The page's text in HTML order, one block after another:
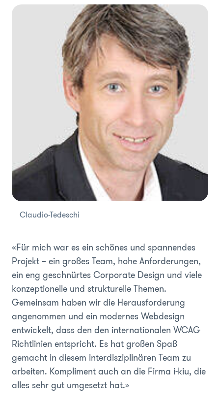
Claudio-Tedeschi
«Für mich war es ein schönes und spannendes
Projekt – ein großes Team, hohe Anforderungen,
ein eng geschnürtes Corporate Design und viele
konzeptionelle und strukturelle Themen.
Gemeinsam haben wir die Herausforderung
angenommen und ein modernes Webdesign
entwickelt, dass den den internationalen WCAG
Richtlinien entspricht. Es hat großen Spaß
gemacht in diesem interdisziplinären Team zu
arbeiten. Kompliment auch an die Firma i-kiu, die
alles sehr gut umgesetzt hat.»